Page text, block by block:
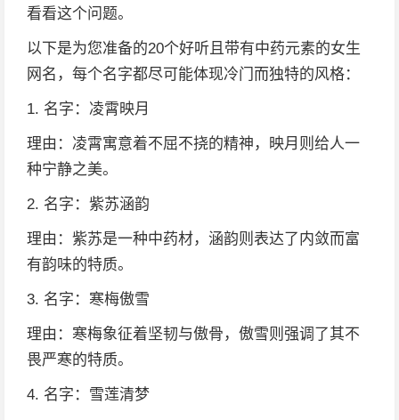
看看这个问题。
以下是为您准备的20个好听且带有中药元素的女生
网名，每个名字都尽可能体现冷门而独特的风格：
1. 名字：凌霄映月
理由：凌霄寓意着不屈不挠的精神，映月则给人一
种宁静之美。
2. 名字：紫苏涵韵
理由：紫苏是一种中药材，涵韵则表达了内敛而富
有韵味的特质。
3. 名字：寒梅傲雪
理由：寒梅象征着坚韧与傲骨，傲雪则强调了其不
畏严寒的特质。
4. 名字：雪莲清梦